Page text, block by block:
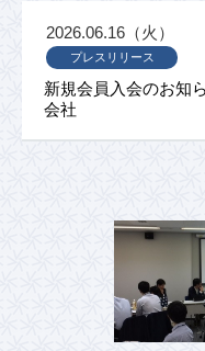
新規会員入会のお知
会社
プレスリリース
2026.06.16（火）